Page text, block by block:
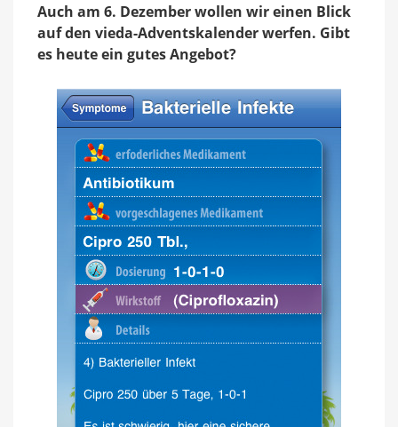
Quiz
überzeugen
Auch am 6. Dezember wollen wir einen Blick
auf den vieda-Adventskalender werfen. Gibt
es heute ein gutes Angebot?